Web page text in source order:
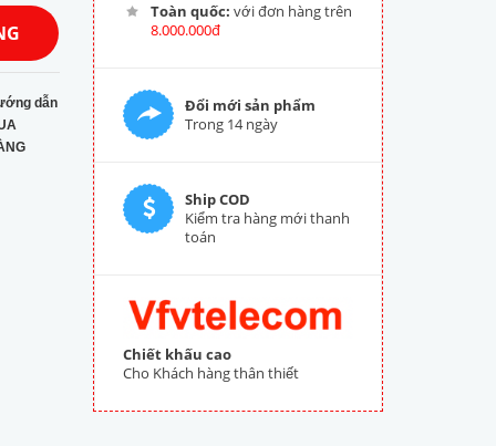
dẫn
Toàn quốc: với đơn hàng trên
8.000.000đ
Đổi mới sản phẩm
Trong 14 ngày
Ship COD
Kiểm tra hàng mới thanh
toán
Chiết khấu cao
Cho Khách hàng thân thiết